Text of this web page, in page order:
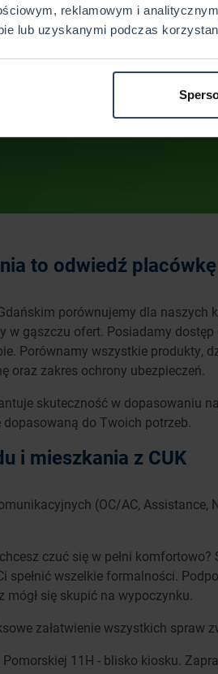
reklamowym i
lub uzyskanymi podczas
to odwiedź
porównujemy dla
w gąszczu ofert. Posiadamy
Porównamy wszystkie produkty,
oraz zakres ochrony ubezpieczeń.
skuteczność w dopasowaniu
do Twoich potrzeb.
i mieszkania z CUK
(OC/AC,
czuć się w pełni
spełnić wszelkie formalności.
mógł się skupić na wypoczynku.
załatwienie wszystkich spraw
11H - blisko kiosku.